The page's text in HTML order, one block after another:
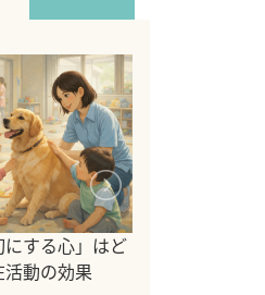
する心」はど
動の効果